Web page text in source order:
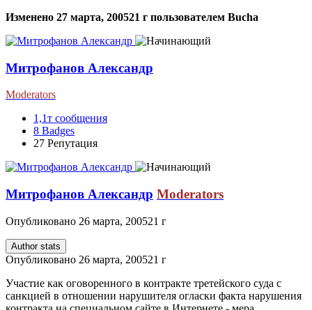
Изменено 27 марта, 200521 г пользователем Bucha
Митрофанов Александр
Moderators
1,1т сообщения
8 Badges
27 Репутация
Митрофанов Александр Moderators
Опубликовано 26 марта, 200521 г
Author stats
Опубликовано 26 марта, 200521 г
Участие как оговоренного в контракте третейского суда с
санкцией в отношении нарушителя огласки факта нарушения